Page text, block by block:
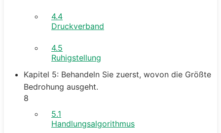
4.4
Druckverband
4.5
Ruhigstellung
Kapitel 5: Behandeln Sie zuerst, wovon die Größte
Bedrohung ausgeht.
8
5.1
Handlungsalgorithmus